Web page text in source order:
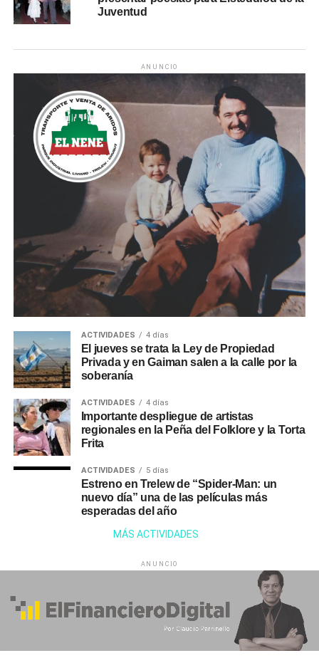
Juventud
ANUNCIO
ACTIVIDADES 4 días
El jueves se trata la Ley de Propiedad
Privada y en Gaiman salen a la calle por la
soberanía
ACTIVIDADES 4 días
Importante despliegue de artistas
regionales en la Peña del Folklore y la Torta
Frita
ACTIVIDADES 5 días
Estreno en Trelew de “Spider-Man: un
nuevo día” una de las películas más
esperadas del año
MÁS ACTIVIDADES
ANUNCIO